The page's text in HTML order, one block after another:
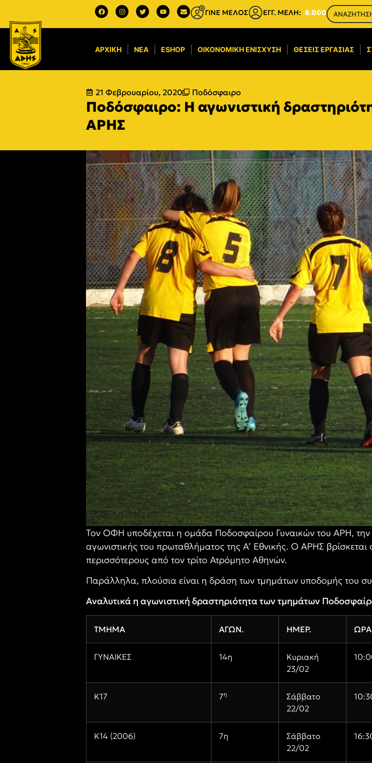
ΓΙΝΕ ΜΕΛΟΣ ΕΓΓ. ΜΕΛΗ: 8.000
ΑΡΧΙΚΉ ΝΈΑ ESHOP ΟΙΚΟΝΟΜΙΚΉ ΕΝΊΣΧΥΣΗ​ ΘΈΣΕΙΣ ΕΡΓΑΣΊΑΣ
21 Φεβρουαρίου, 2020 Ποδόσφαιρο
Ποδόσφαιρο: Η αγωνιστική
ΑΡΗΣ
Τον ΟΦΗ υποδέχεται η ομάδα Ποδοσφαίρου Γυναικών του ΑΡΗ, την
αγωνιστικής του πρωταθλήματος της Α’ Εθνικής. Ο ΑΡΗΣ βρίσκεται
περισσότερους από τον τρίτο Ατρόμητο Αθηνών.
Παράλληλα, πλούσια είναι η δράση των τμημάτων υποδομής του
Αναλυτικά η αγωνιστική δραστηριότητα των τμημάτων
ΤΜΗΜΑ ΑΓΩΝ. ΗΜΕΡ. ΩΡΑ
ΓΥΝΑΙΚΕΣ 14η
Κυριακή
23/02
Κ17 7η
Σάββατο
22/02
Κ14 (2006) 7η
Σάββατο
22/02